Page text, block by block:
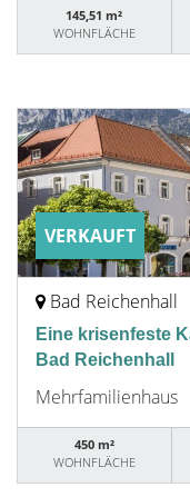
145,51 m²
WOHNFLÄCHE
VERKAUFT
Bad Reichenhall
Eine krisenfeste
Bad Reichenhall
Mehrfamilienhaus
450 m²
WOHNFLÄCHE